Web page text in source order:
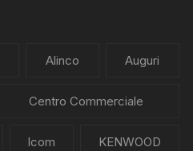
Alinco Auguri
Centro Commerciale
Icom KENWOOD